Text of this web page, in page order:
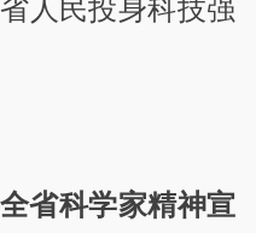
人民投身科技强
省科学家精神宣